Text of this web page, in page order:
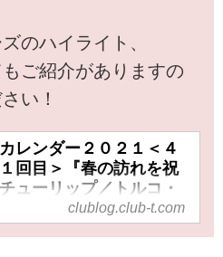
のハイライト、
ご紹介がありますの
い！
レンダー２０２１＜４
回目＞『春の訪れを祝
ューリップ／トルコ・
ランダ』【好奇心で旅す
外】＜花咲くワールド
clublog.club-t.com